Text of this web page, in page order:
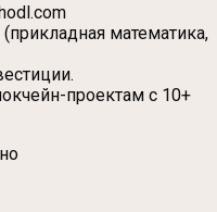
математика,
проектам с 10+